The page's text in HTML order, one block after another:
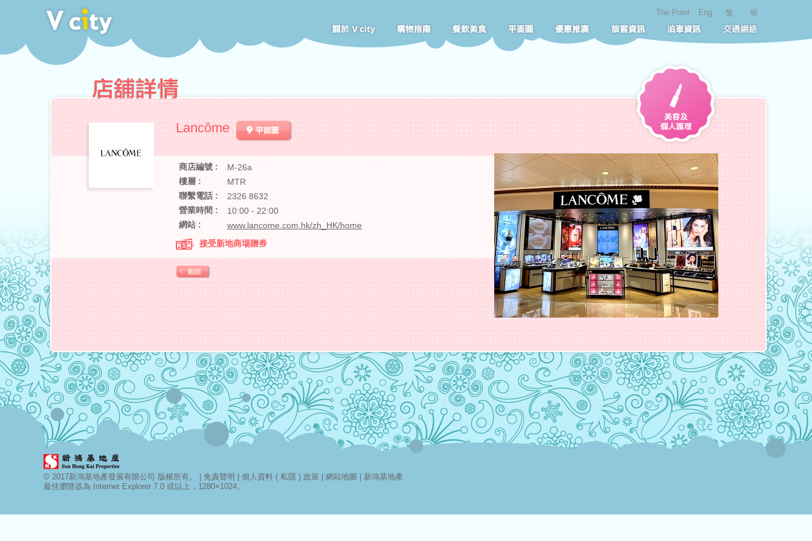
The Point Eng 繁 簡
Lancôme
商店編號 :
M-26a
樓層 :
MTR
聯繫電話 :
2326 8632
營業時間 :
10:00 - 22:00
網站 :
www.lancome.com.hk/zh_HK/home
接受新地商場贈券
© 2017新鴻基地產發展有限公司 版權所有。 | 免責聲明 個人資料 ( 私隱 ) 政策 網站地圖
新鴻基地產
最佳瀏覽器為 Internet Explorer 7.0 或以上，1280×1024。